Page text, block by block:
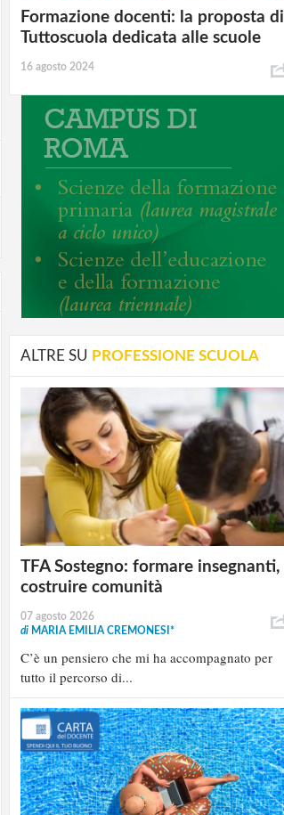
Formazione docenti: la proposta di
Tuttoscuola dedicata alle scuole
16 agosto 2024
ALTRE SU PROFESSIONE SCUOLA
TFA Sostegno: formare insegnanti,
costruire comunità
07 agosto 2026
di MARIA EMILIA CREMONESI*
C’è un pensiero che mi ha accompagnato per
tutto il percorso di...